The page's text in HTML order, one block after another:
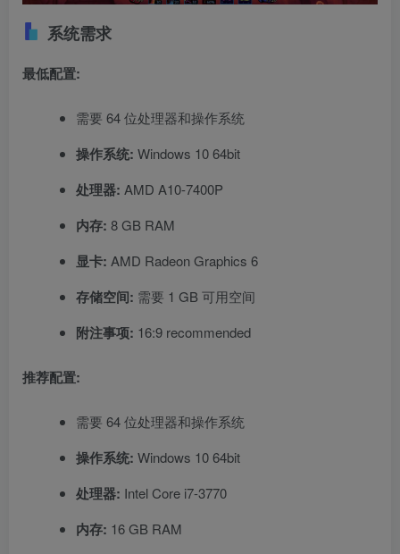
系统需求
最低配置:
需要 64 位处理器和操作系统
操作系统: Windows 10 64bit
处理器: AMD A10-7400P
内存: 8 GB RAM
显卡: AMD Radeon Graphics 6
存储空间: 需要 1 GB 可用空间
附注事项: 16:9 recommended
推荐配置:
需要 64 位处理器和操作系统
操作系统: Windows 10 64bit
处理器: Intel Core i7-3770
内存: 16 GB RAM